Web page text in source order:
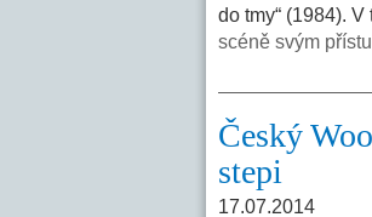
do tmy“ (1984).
scéně svým
Český
stepi
17.07.2014